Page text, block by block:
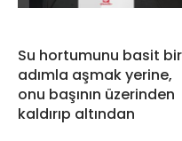
Su hortumunu basit bir
adımla aşmak yerine,
onu başının üzerinden
kaldırıp altından